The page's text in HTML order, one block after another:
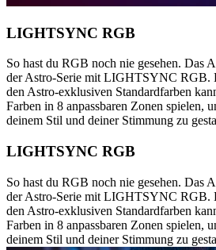
LIGHTSYNC RGB
So hast du RGB noch nie gesehen. Das
der Astro-Serie mit LIGHTSYNC RGB.
den Astro-exklusiven Standardfarben
Farben in 8 anpassbaren Zonen spielen,
deinem Stil und deiner Stimmung zu
LIGHTSYNC RGB
So hast du RGB noch nie gesehen. Das
der Astro-Serie mit LIGHTSYNC RGB.
den Astro-exklusiven Standardfarben
Farben in 8 anpassbaren Zonen spielen,
deinem Stil und deiner Stimmung zu